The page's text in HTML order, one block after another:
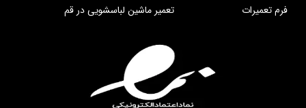
فرم تعمیرات
تعمیر ماشین لباسشویی در قم